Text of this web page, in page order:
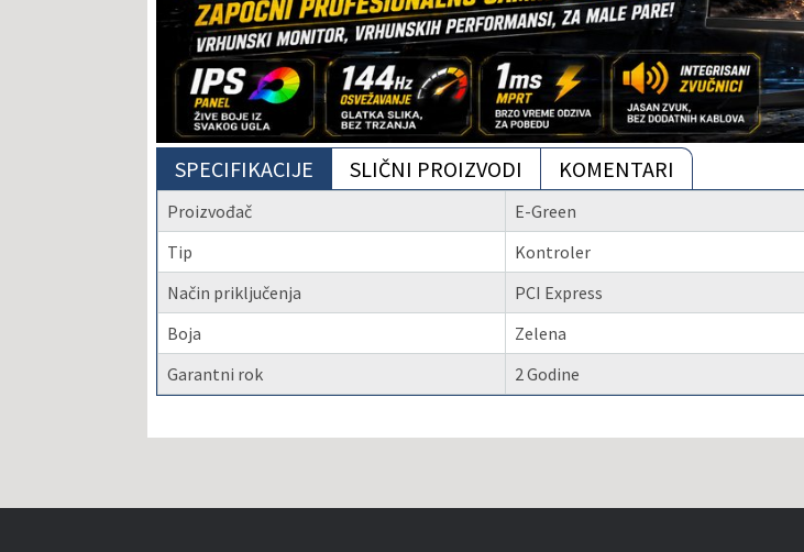
SPECIFIKACIJE SLIČNI PROIZVODI KOMENTARI
Proizvođač
E-Green
Tip
Kontroler
Način priključenja
PCI Express
Boja
Zelena
Garantni rok
2 Godine